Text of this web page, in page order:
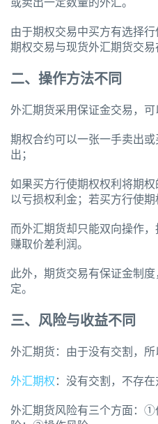
或卖出一定数量的外汇。
由于期权交易中买方有选择
期权交易与现货外汇期货交易
二、操作方法不同
外汇期货采用保证金交易，可
期权合约可以一张一手卖出
出；
如果买方行使期权权利将期
以亏损权利金；若买方行使期
而外汇期货却只能双向操作
赚取价差利润。
此外，期货交易有保证金制
定。
三、风险与收益不同
外汇期货：由于没有交割，所
外汇期权 ：没有交割，不存
外汇期货风险有三个方面：